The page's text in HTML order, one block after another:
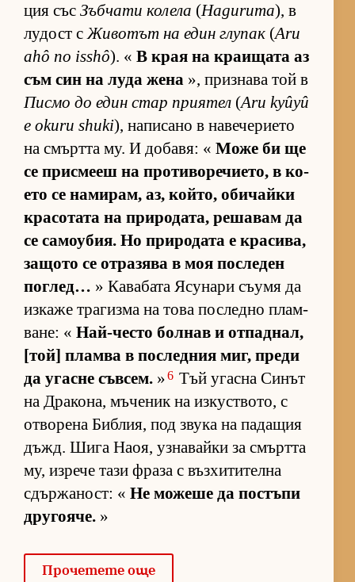
ция със Зъб­чати ко­лела (Haguruma), в
лу­дост сЖи­во­тът на един глу­пак (Aru
ahô no isshô). « В края на кра­и­щата аз
съм син на луда жена », приз­нава той в
Писмо до един стар при­я­тел (Aru kyûyû
e okuru shuki), на­пи­сано в на­ве­че­ри­ето
на смъртта му. И до­ба­вя: « Може би ще
се прис­мееш на про­ти­во­ре­чи­е­то, в ко­
ето се на­ми­рам, аз, кой­то, оби­чайки
кра­со­тата на при­ро­да­та, ре­ша­вам да
се са­мо­у­бия. Но при­ро­дата е кра­си­ва,
за­щото се от­ра­зява в моя пос­ле­ден
пог­лед… » Ка­ва­бата Ясу­нари съ­умя да
из­каже тра­гизма на това пос­ледно плам­
ва­не: « Най-често бол­нав и от­пад­нал,
[той] пламва в пос­лед­ния миг, преди
да угасне съв­сем. »6 Тъй угасна Си­нът
на Дра­ко­на, мъ­че­ник на из­кус­т­во­то, с
от­во­рена Биб­лия, под звука на па­да­щия
дъжд. Шига На­оя, уз­на­вайки за смъртта
му, из­рече тази фраза с въз­хи­ти­телна
сдър­жа­ност: « Не мо­жеше да пос­тъпи
дру­го­я­че. »
Про­че­тете още